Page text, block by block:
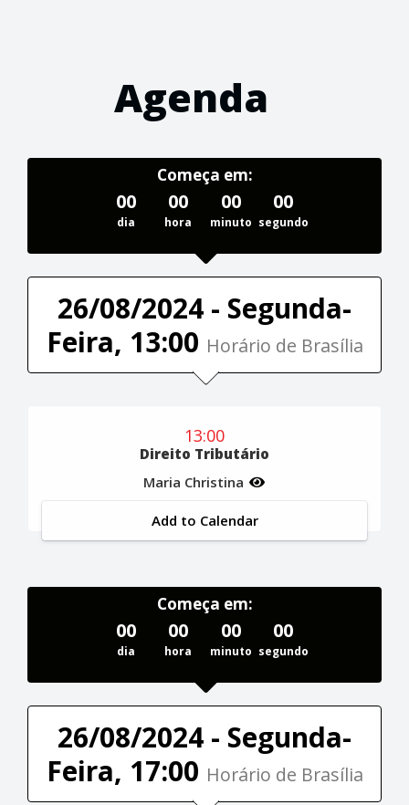
Agenda
Começa em:
00
dia
00
hora
00
minuto
00
segundo
26/08/2024 - Segunda-
Feira, 13:00 Horário de Brasília
13:00
Direito Tributário
Maria Christina
Add to Calendar
Começa em:
00
dia
00
hora
00
minuto
00
segundo
26/08/2024 - Segunda-
Feira, 17:00 Horário de Brasília